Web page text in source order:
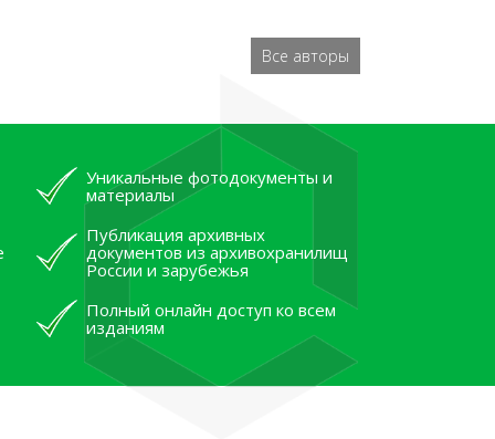
Все авторы
Уникальные фотодокументы и
материалы
Публикация архивных
документов из архивохранилищ
России и зарубежья
Полный онлайн доступ ко всем
изданиям